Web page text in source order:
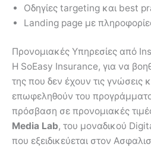
Οδηγίες targeting και best
Landing page με
Προνομιακές Υπηρεσίες από
Η SoEasy Insurance, για να
της που δεν έχουν τις γνώσεις
επωφεληθούν του
πρόσβαση σε προνομιακές
Media Lab, του μοναδικού
που εξειδικεύεται στον